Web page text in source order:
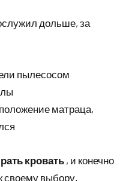
дольше, за
пылесосом
матраца,
кровать , и конечно
своему выбору.